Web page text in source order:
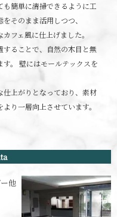
簡単に清掃できるように工
そのまま活用しつつ、
フェ風に仕上げました。
ることで、自然の木目と無
。 壁にはモールテックスを
仕上がりとなっており、素材
り一層向上させています。
他